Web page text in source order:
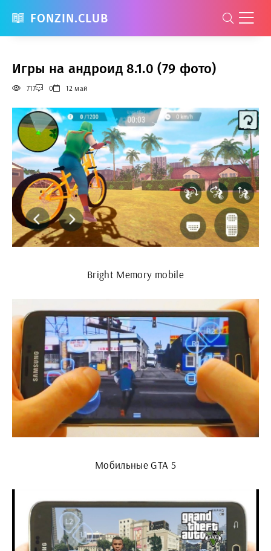
FONZIN.CLUB
Игры на андроид 8.1.0 (79 фото)
717 0 12 май
Bright Memory mobile
Мобильные GTA 5